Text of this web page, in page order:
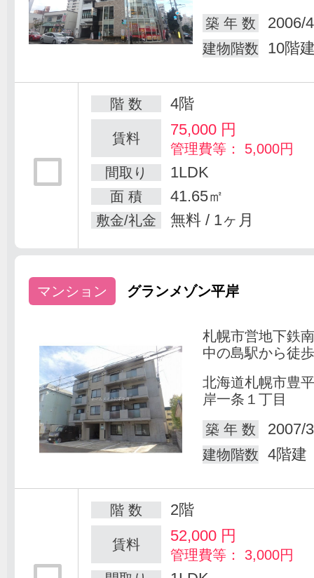
築 年 数
2006/
建物階数 10階
階 数 4階
賃料 75,000円
管理費等： 5,000円
間取り
1LDK
面 積 41.65㎡
敷金/礼金 無料 / 1ヶ月
マンション グランメゾン平岸
札幌市営地下鉄
中の島駅から徒
北海道札幌市豊
岸一条１丁目
築 年 数
2007/
建物階数 4階建
階 数 2階
賃料 52,000円
管理費等： 3,000円